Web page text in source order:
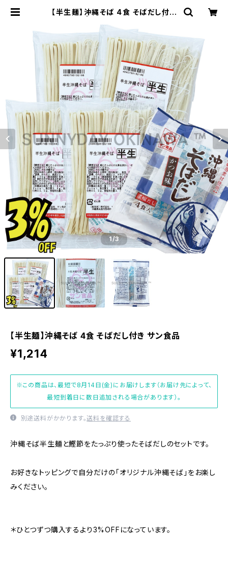
【半生麺】沖縄そば 4食 そばだし付き
沖縄専門店
1/3
【半生麺】沖縄そば 4食 そばだし付き サン食品
¥1,214
※この商品は、最短で8月14日(金)にお届けします（お届け先によって、
最短到着日に数日追加される場合があります）。
別途送料がかかります。送料を確認する
沖縄そば半生麺と鰹節をたっぷり使ったそばだしのセットです。
お好きなトッピングで自分だけの「オリジナル沖縄そば」をお楽し
みください。
＊ひとつずつ購入するより3%OFFになっています。